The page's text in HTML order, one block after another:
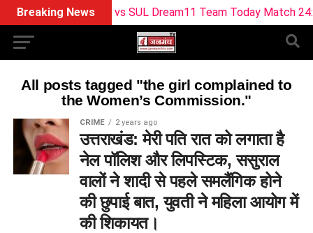
Breaking NewsBPH vs SUL Dream11 Team Today Match 24:
All posts tagged "the girl complained to
the Women’s Commission."
CRIME 2 years ago
उत्तराखंड: मेरी पति रात को लगाता है
नेल पॉलिश और लिपस्टिक, ससुराल
वालों ने शादी से पहले समलैंगिक होने
की छुपाई बात, युवती ने महिला आयोग में
की शिकायत।